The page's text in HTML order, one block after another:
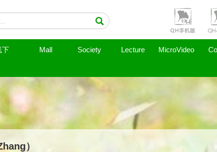
下 Mall Society Lecture MicroVideo
）